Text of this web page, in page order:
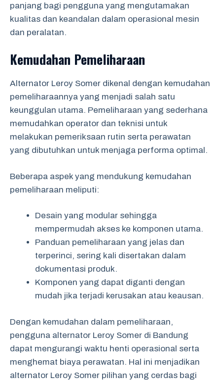
panjang bagi pengguna yang mengutamakan
kualitas dan keandalan dalam operasional mesin
dan peralatan.
Kemudahan Pemeliharaan
Alternator Leroy Somer dikenal dengan kemudahan
pemeliharaannya yang menjadi salah satu
keunggulan utama. Pemeliharaan yang sederhana
memudahkan operator dan teknisi untuk
melakukan pemeriksaan rutin serta perawatan
yang dibutuhkan untuk menjaga performa optimal.
Beberapa aspek yang mendukung kemudahan
pemeliharaan meliputi:
Desain yang modular sehingga
mempermudah akses ke komponen utama.
Panduan pemeliharaan yang jelas dan
terperinci, sering kali disertakan dalam
dokumentasi produk.
Komponen yang dapat diganti dengan
mudah jika terjadi kerusakan atau keausan.
Dengan kemudahan dalam pemeliharaan,
pengguna alternator Leroy Somer di Bandung
dapat mengurangi waktu henti operasional serta
menghemat biaya perawatan. Hal ini menjadikan
alternator Leroy Somer pilihan yang cerdas bagi